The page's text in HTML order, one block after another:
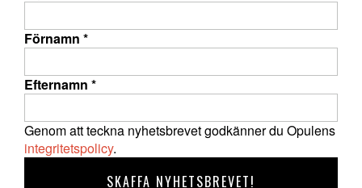
Förnamn *
Efternamn *
Genom att teckna nyhetsbrevet godkänner du Opulens
integritetspolicy.